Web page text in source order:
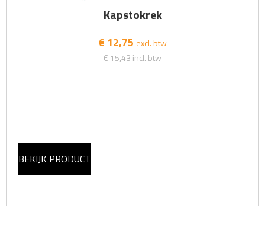
Kapstokrek
€ 12,75 excl. btw
€ 15,43 incl. btw
BEKIJK PRODUCT